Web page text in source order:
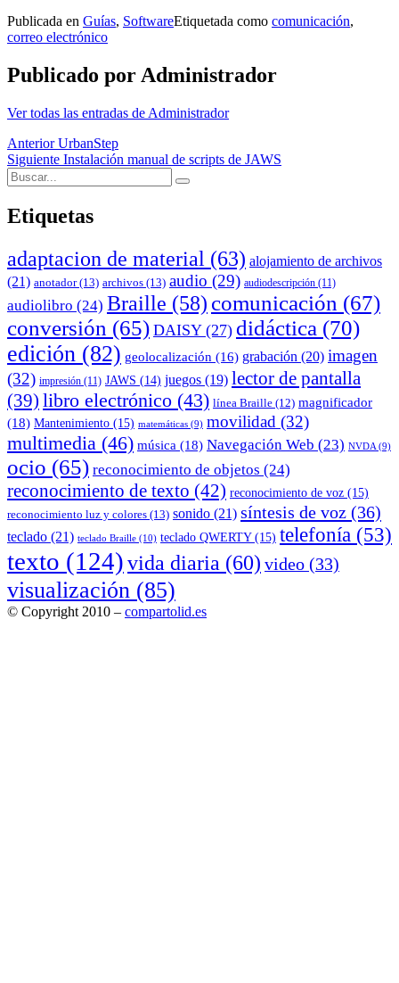
Publicada en Guías, SoftwareEtiquetada como comunicación,
correo electrónico
Publicado porAdministrador
Ver todas las entradas de Administrador
Navegación
de
Anterior UrbanStep
Siguiente Instalación manual de scripts de JAWS
Buscar:
Buscar
Etiquetas
adaptacion de material (63) alojamiento de archivos
(21) anotador(13) archivos (13) audio (29) audiodescripción (11)
audiolibro (24) Braille (58) comunicación (67)
conversión (65) DAISY(27) didáctica (70)
edición (82) geolocalización (16) grabación (20) imagen
(32) impresión (11) JAWS (14) juegos (19) lector de pantalla
(39) libro electrónico (43) línea Braille (12) magnificador
(18) Mantenimiento (15) matemáticas (9) movilidad (32)
multimedia (46) música (18) Navegación Web (23) NVDA (9)
ocio (65) reconocimiento de objetos (24)
reconocimiento de texto (42) reconocimiento de voz (15)
reconocimiento luz y colores (13) sonido (21) síntesis de voz (36)
teclado (21) teclado Braille (10) teclado QWERTY(15) telefonía (53)
texto (124)vida diaria (60) video (33)
visualización (85)
© Copyright 2010 – compartolid.es